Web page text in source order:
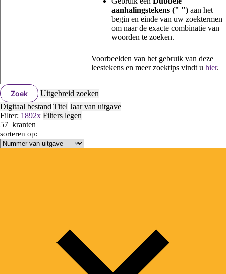
aanhalingstekens (" ") aan het
begin en einde van uw zoektermen
om naar de exacte combinatie van
woorden te zoeken.
Voorbeelden van het gebruik van deze
leestekens en meer zoektips vindt u hier.
Zoek
Uitgebreid zoeken
Digitaal bestand Titel Jaar van uitgave
Filter: 1892x Filters legen
57 kranten
sorteren op: